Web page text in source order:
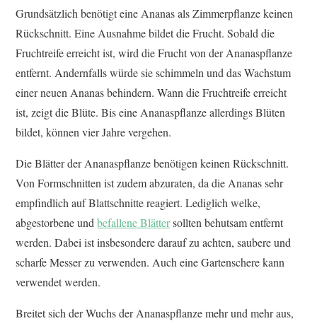
Grundsätzlich benötigt eine Ananas als Zimmerpflanze keinen
Rückschnitt. Eine Ausnahme bildet die Frucht. Sobald die
Fruchtreife erreicht ist, wird die Frucht von der Ananaspflanze
entfernt. Andernfalls würde sie schimmeln und das Wachstum
einer neuen Ananas behindern. Wann die Fruchtreife erreicht
ist, zeigt die Blüte. Bis eine Ananaspflanze allerdings Blüten
bildet, können vier Jahre vergehen.
Die Blätter der Ananaspflanze benötigen keinen Rückschnitt.
Von Formschnitten ist zudem abzuraten, da die Ananas sehr
empfindlich auf Blattschnitte reagiert. Lediglich welke,
abgestorbene undbefallene Blättersollten behutsam entfernt
werden. Dabei ist insbesondere darauf zu achten, saubere und
scharfe Messer zu verwenden. Auch eine Gartenschere kann
verwendet werden.
Breitet sich der Wuchs der Ananaspflanze mehr und mehr aus,